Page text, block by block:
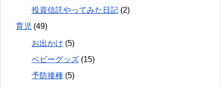
投資信託やってみた日記 (2)
育児 (49)
お出かけ (5)
ベビーグッズ (15)
予防接種 (5)